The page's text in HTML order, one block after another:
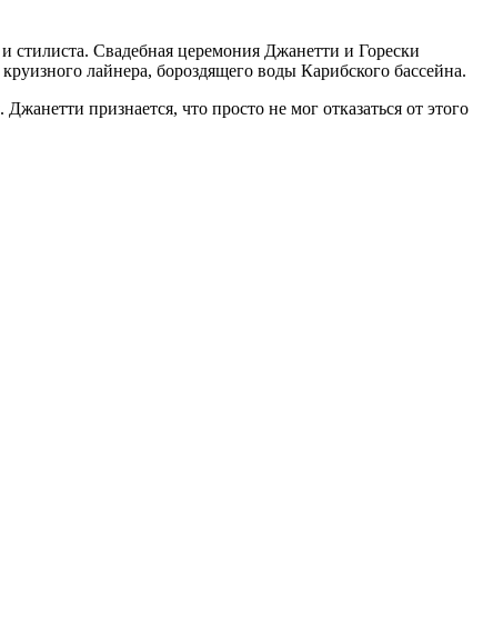
стилиста. Свадебная церемония Джанетти и Горески
лайнера, бороздящего воды Карибского бассейна.
признается, что просто не мог отказаться от этого